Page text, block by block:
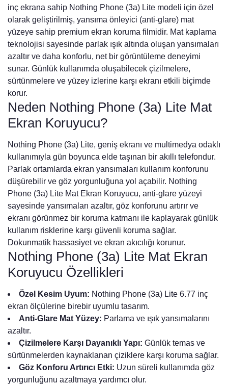
inç ekrana sahip Nothing Phone (3a) Lite modeli için özel
olarak geliştirilmiş, yansıma önleyici (anti-glare) mat
yüzeye sahip premium ekran koruma filmidir. Mat kaplama
teknolojisi sayesinde parlak ışık altında oluşan yansımaları
azaltır ve daha konforlu, net bir görüntüleme deneyimi
sunar. Günlük kullanımda oluşabilecek çizilmelere,
sürtünmelere ve yüzey izlerine karşı ekranı etkili biçimde
korur.
Neden Nothing Phone (3a) Lite Mat
Ekran Koruyucu?
Nothing Phone (3a) Lite, geniş ekranı ve multimedya odaklı
kullanımıyla gün boyunca elde taşınan bir akıllı telefondur.
Parlak ortamlarda ekran yansımaları kullanım konforunu
düşürebilir ve göz yorgunluğuna yol açabilir. Nothing
Phone (3a) Lite Mat Ekran Koruyucu, anti-glare yüzeyi
sayesinde yansımaları azaltır, göz konforunu artırır ve
ekranı görünmez bir koruma katmanı ile kaplayarak günlük
kullanım risklerine karşı güvenli koruma sağlar.
Dokunmatik hassasiyet ve ekran akıcılığı korunur.
Nothing Phone (3a) Lite Mat Ekran
Koruyucu Özellikleri
Özel Kesim Uyum: Nothing Phone (3a) Lite 6.77 inç
ekran ölçülerine birebir uyumlu tasarım.
Anti-Glare Mat Yüzey: Parlama ve ışık yansımalarını
azaltır.
Çizilmelere Karşı Dayanıklı Yapı: Günlük temas ve
sürtünmelerden kaynaklanan çiziklere karşı koruma sağlar.
Göz Konforu Artırıcı Etki: Uzun süreli kullanımda göz
yorgunluğunu azaltmaya yardımcı olur.